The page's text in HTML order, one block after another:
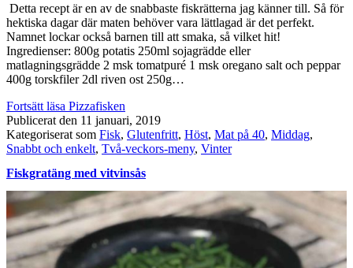
Detta recept är en av de snabbaste fiskrätterna jag känner till. Så för
hektiska dagar där maten behöver vara lättlagad är det perfekt.
Namnet lockar också barnen till att smaka, så vilket hit!
Ingredienser: 800g potatis 250ml sojagrädde eller
matlagningsgrädde 2 msk tomatpuré 1 msk oregano salt och peppar
400g torskfiler 2dl riven ost 250g…
Fortsätt läsa Pizzafisken
Publicerat den 11 januari, 2019
Kategoriserat som Fisk, Glutenfritt, Höst, Mat på 40, Middag,
Snabbt och enkelt, Två-veckors-meny, Vinter
Fiskgratäng med vitvinsås